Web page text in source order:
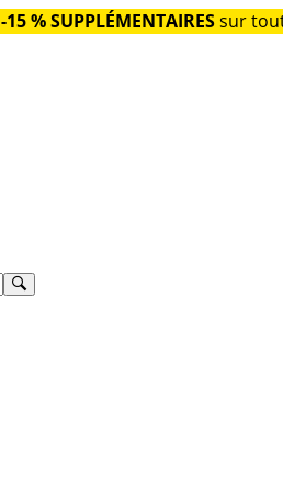
-15 % SUPPLÉMENTAIRESsur